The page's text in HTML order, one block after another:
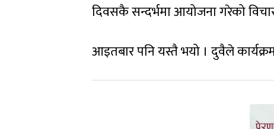
दिवसकै सन्दर्भमा आयोजना गरेको
आइतबार पनि यस्तै भयो । दुवैले